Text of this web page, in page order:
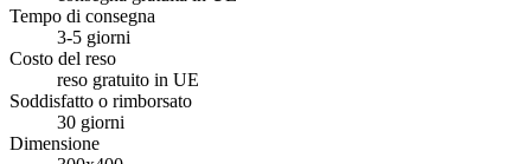
Tempo di consegna
3-5 giorni
Costo del reso
reso gratuito in UE
Soddisfatto o rimborsato
30 giorni
Dimensione